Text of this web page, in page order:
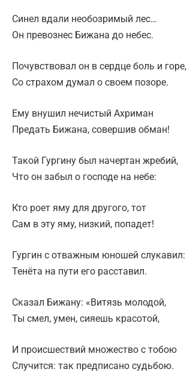
Синел вдали необозримый лес…
Он превознес Бижана до небес.
Почувствовал он в сердце боль и горе,
Со страхом думал о своем позоре.
Ему внушил нечистый Ахриман
Предать Бижана, совершив обман!
Такой Гургину был начертан жребий,
Что он забыл о господе на небе:
Кто роет яму для другого, тот
Сам в эту яму, низкий, попадет!
Гургин с отважным юношей слукавил:
Тенёта на пути его расставил.
Сказал Бижану: «Витязь молодой,
Ты смел, умен, сияешь красотой,
И происшествий множество с тобою
Случится: так предписано судьбою.